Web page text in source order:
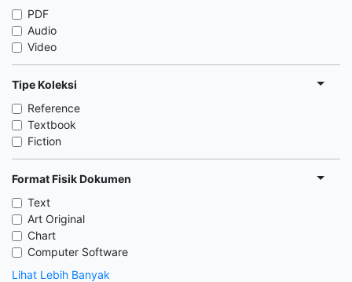
PDF
Audio
Video
Tipe Koleksi
Reference
Textbook
Fiction
Format Fisik Dokumen
Text
Art Original
Chart
Computer Software
Lihat Lebih Banyak